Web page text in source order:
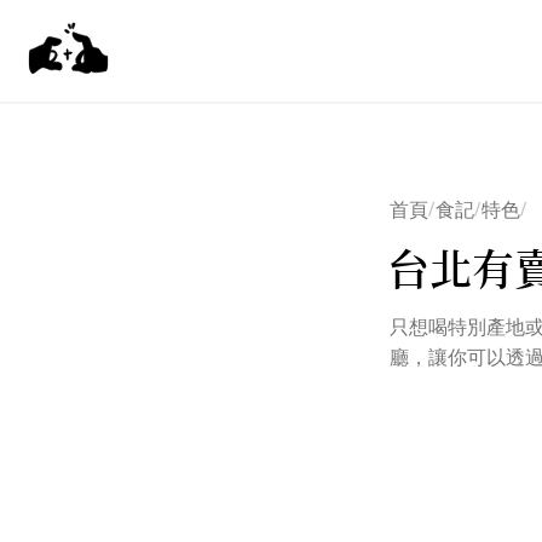
首頁/食記/特色/
台北有
只想喝特別產地
廳，讓你可以透